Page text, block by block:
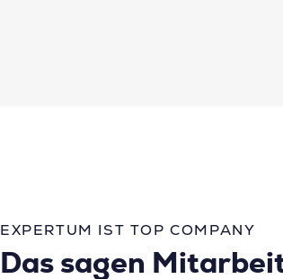
EXPERTUM IST TOP COMPANY
Das sagen